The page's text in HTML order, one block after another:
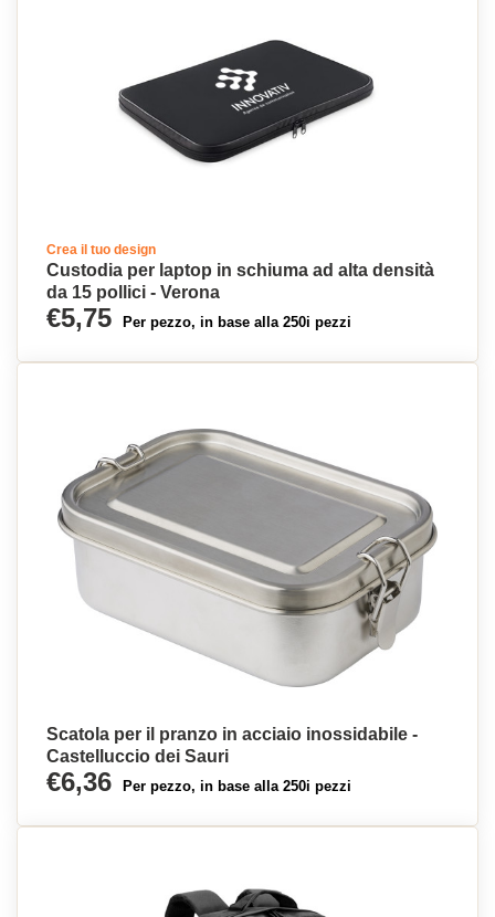
Crea il tuo design
Custodia per laptop in schiuma ad alta densità
da 15 pollici - Verona
€5,75 Per pezzo, in base alla 250i pezzi
Scatola per il pranzo in acciaio inossidabile -
Castelluccio dei Sauri
€6,36 Per pezzo, in base alla 250i pezzi